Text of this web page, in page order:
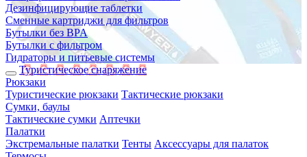
Дезинфицирующие таблетки
Сменные картриджи для фильтров
Бутылки без BPA
Бутылки с фильтром
Гидраторы и питьевые системы
Туристическое снаряжение
Рюкзаки
Туристические рюкзаки Тактические рюкзаки
Сумки, баулы
Тактические сумки Аптечки
Палатки
Экстремальные палатки Тенты Аксессуары для палаток